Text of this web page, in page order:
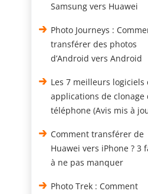
Samsung vers Huawei
Photo Journeys :
transférer des photos
d’Android vers Android
Les 7 meilleurs logiciels
applications de clonage
téléphone (Avis mis à
Comment transférer de
Huawei vers iPhone ? 3
à ne pas manquer
Photo Trek : Comment